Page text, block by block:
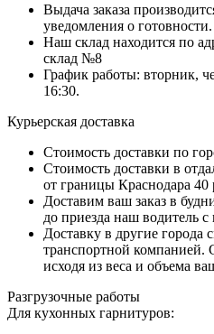
Выдача заказа
уведомления о готовности.
Наш склад находится по
склад №8
График работы: вторник,
16:30.
Курьерская доставка
Стоимость доставки по
Стоимость доставки в
от границы Краснодара 40
Доставим ваш заказ в
до приезда наш водитель с
Доставку в другие города
транспортной компанией.
исходя из веса и объема
Разгрузочные работы
Для кухонных гарнитуров: